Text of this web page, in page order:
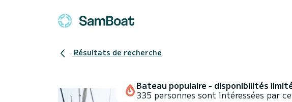
Résultats de recherche
Bateau populaire - disponibilités
335 personnes sont intéressées par